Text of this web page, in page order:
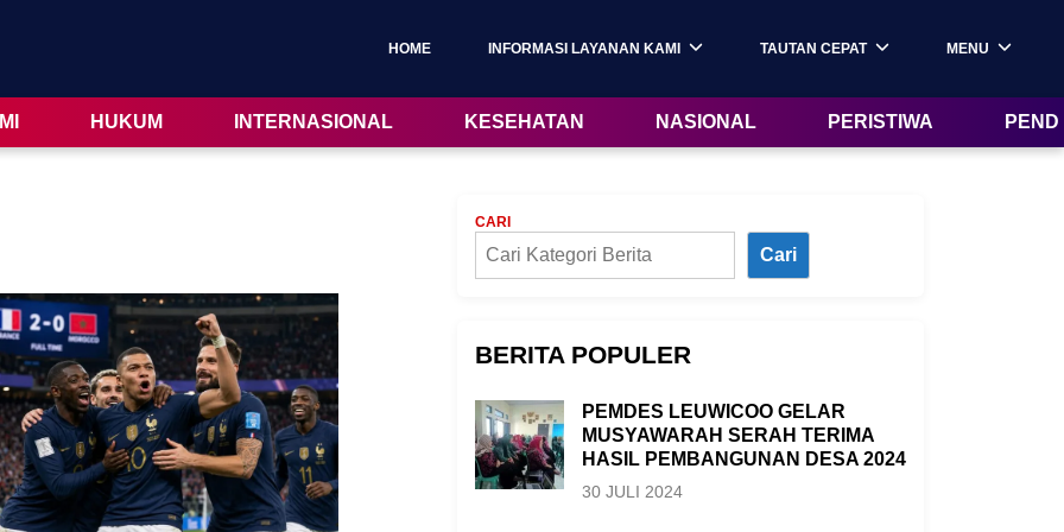
HOME INFORMASI LAYANAN KAMI TAUTAN CEPAT MENU
HUKUM INTERNASIONAL KESEHATAN NASIONAL PERISTIWA
CARI
Cari
BERITA POPULER
PEMDES LEUWICOO GELAR
MUSYAWARAH SERAH TERIMA
HASIL PEMBANGUNAN DESA 2024
30 JULI 2024